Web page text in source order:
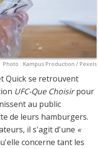
Photo : Kampus Production / Pexels
Quick se retrouvent
UFC-Que Choisirpour
au public
de leurs hamburgers.
il s'agit d'une «
concerne tant les